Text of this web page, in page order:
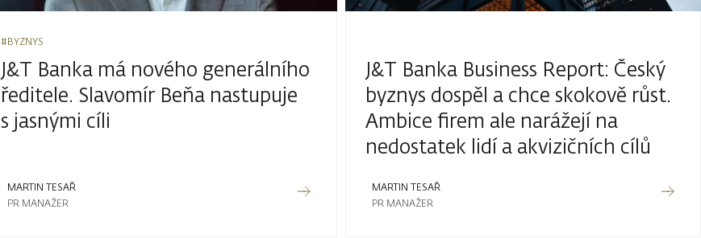
#BYZNYS
J&T Banka má nového generálního
ředitele. Slavomír Beňa nastupuje
s jasnými cíli
MARTIN TESAŘ
PR MANAŽER
J&T Banka Business Report: Český
byznys dospěl a chce skokově růst.
Ambice firem ale narážejí na
nedostatek lidí a akvizičních cílů
MARTIN TESAŘ
PR MANAŽER